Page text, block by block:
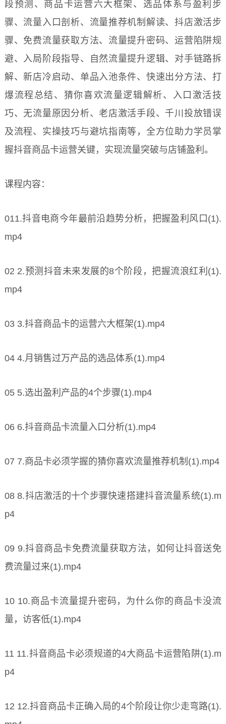
段预测、商品卡运营六大框架、选品体系与盈利步
骤、流量入口剖析、流量推荐机制解读、抖店激活步
骤、免费流量获取方法、流量提升密码、运营陷阱规
避、入局阶段指导、自然流量提升逻辑、对手链路拆
解、新店冷启动、单品入池条件、快速出分方法、打
爆流程总结、猜你喜欢流量逻辑解析、入口激活技
巧、无流量原因分析、老店激活手段、千川投放错误
及流程、实操技巧与避坑指南等，全方位助力学员掌
握抖音商品卡运营关键，实现流量突破与店铺盈利。
课程内容：
011.抖音电商今年最前沿趋势分析，把握盈利风口(1).
mp4
02 2.预测抖音未来发展的8个阶段，把握流浪红利(1).
mp4
03 3.抖音商品卡的运营六大框架(1).mp4
04 4.月销售过万产品的选品体系(1).mp4
05 5.选出盈利产品的4个步骤(1).mp4
06 6.抖音商品卡流量入口分析(1).mp4
07 7.商品卡必须学握的猜你喜欢流量推荐机制(1).mp4
08 8.抖店激活的十个步骤快速搭建抖音流量系统(1).m
p4
09 9.抖音商品卡免费流量获取方法，如何让抖音送免
费流量过来(1).mp4
10 10.商品卡流量提升密码，为什么你的商品卡没流
量，访客低(1).mp4
11 11.抖音商品卡必须规道的4大商品卡运营陷阱(1).m
p4
12 12.抖音商品卡正确入局的4个阶段让你少走弯路(1).